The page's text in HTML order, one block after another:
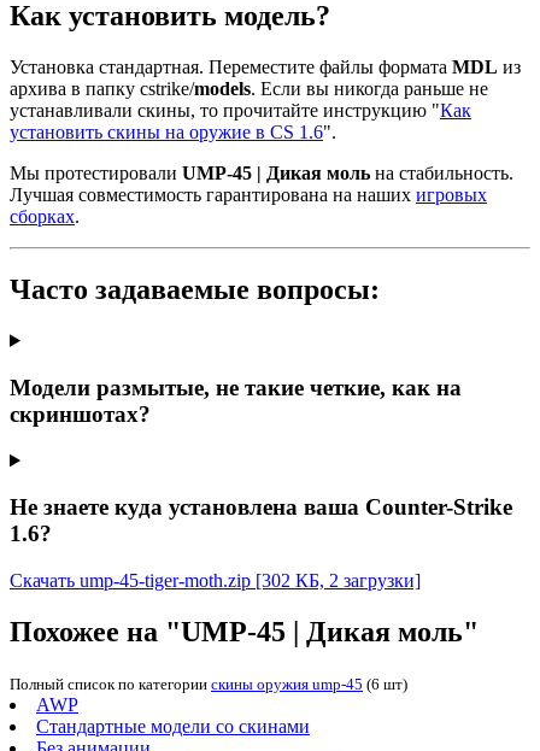
Как установить модель?
Установка стандартная. Переместите файлы формата MDL из
архива в папку cstrike/models. Если вы никогда раньше не
устанавливали скины, то прочитайте инструкцию "Как
установить скины на оружие в CS 1.6".
Мы протестировали UMP-45 | Дикая моль на стабильность.
Лучшая совместимость гарантирована на наших игровых
сборках.
Часто задаваемые вопросы:
Модели размытые, не такие четкие, как на
скриншотах?
Не знаете куда установлена ваша Counter-Strike
1.6?
Скачать ump-45-tiger-moth.zip [302 КБ, 2 загрузки]
Похожее на "UMP-45 | Дикая моль"
Полный список по категории скины оружия ump-45 (6 шт)
AWP
Стандартные модели со скинами